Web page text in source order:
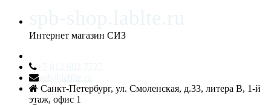
Интернет магазин СИЗ
Санкт-Петербург, ул. Смоленская, д.33, литера В, 1-й
этаж, офис 1